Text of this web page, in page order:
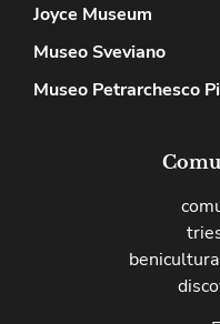
Joyce Museum
Museo Sveviano
Museo Petrarchesco